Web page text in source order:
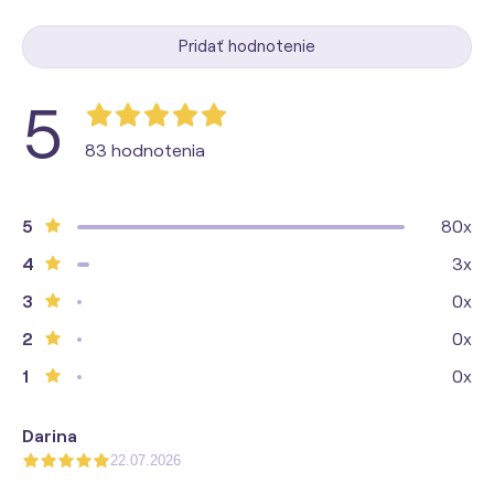
Pridať hodnotenie
5 83 hodnotenia
5
80x
4
3x
3
0x
2
0x
1
0x
Darina
22.07.2026